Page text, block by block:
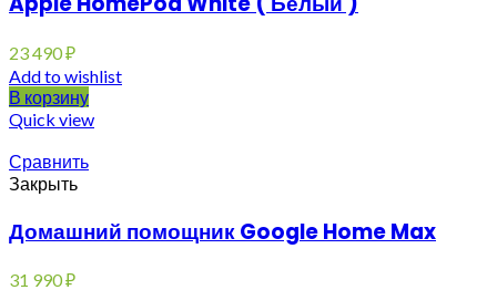
23 490₽
Add to wishlist
В корзину
Quick view
Сравнить
Закрыть
Домашний помощник Google Home Max
31 990₽